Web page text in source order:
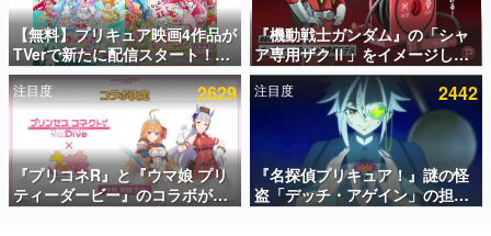
アプリセール情報
インタビュー
連載・特集一覧
殿堂入り記事
SNS拡散数が数千以上！ ページビュー数万以上！ などな
ど。多くの人々に読まれた、電ファミ渾身の“殿堂入り”記
事をまとめました。
【無料】プリキュア映画4作品が
TVerで新たに配信スタート！な
んと2018年～2024年の映画ほぼ
すべてが見放題に、ぶっちゃけ
ありえないラインナップ
『機動戦士ガンダム』の「シャ
ア専用ザクⅡ」をイメージした
散水ホースリールが予約開始。
本体にはシャアのパーソナルマ
ークやジオン公国軍のエンブレ
ム、型式番号などを配置
注目度 2629
『プリコネR』と『ウマ娘 プリ
ティーダービー』のコラボが決
定！“最大170連無料”の8.5周年
注目度 2442
『名探偵プリキュア！』謎の怪
盗「デッチ・アゲイン」の担当
キャストは天﨑滉平さんと判